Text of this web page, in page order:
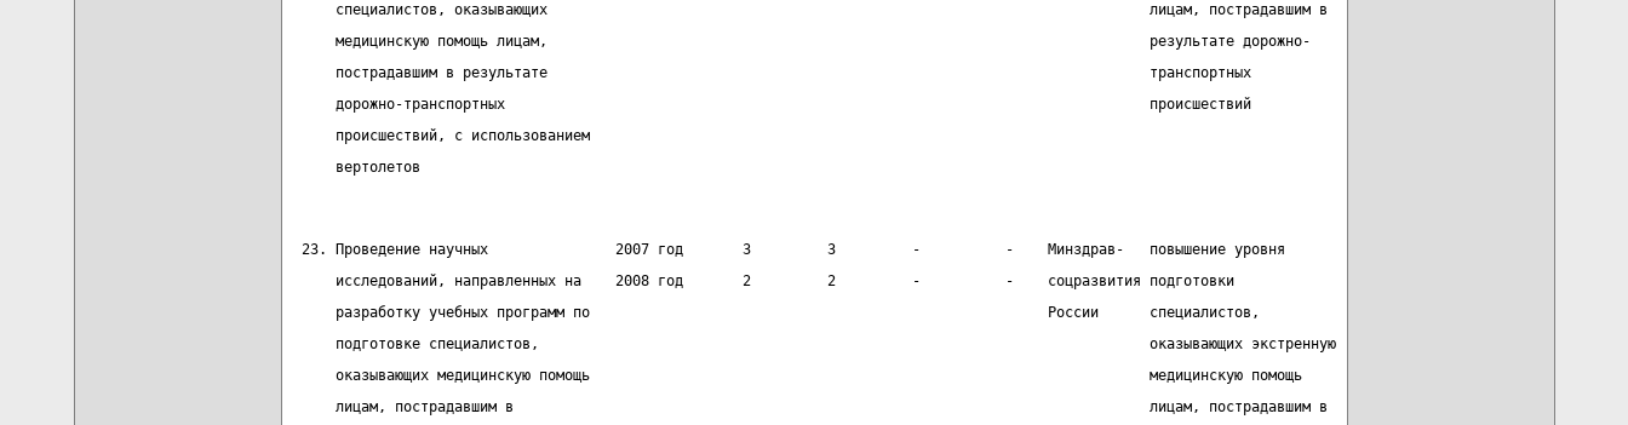
      специалистов, оказывающих                                                                       лицам, пострадавшим в
      медицинскую помощь лицам,                                                                       результате дорожно-
      пострадавшим в результате                                                                       транспортных
      дорожно-транспортных                                                                            происшествий
      происшествий, с использованием
      вертолетов
  23. Проведение научных               2007 год       3         3         -          -    Минздрав-   повышение уровня
      исследований, направленных на    2008 год       2         2         -          -    соцразвития подготовки
      разработку учебных программ по                                                      России      специалистов,
      подготовке специалистов,                                                                        оказывающих экстренную
      оказывающих медицинскую помощь                                                                  медицинскую помощь
      лицам, пострадавшим в                                                                           лицам, пострадавшим в